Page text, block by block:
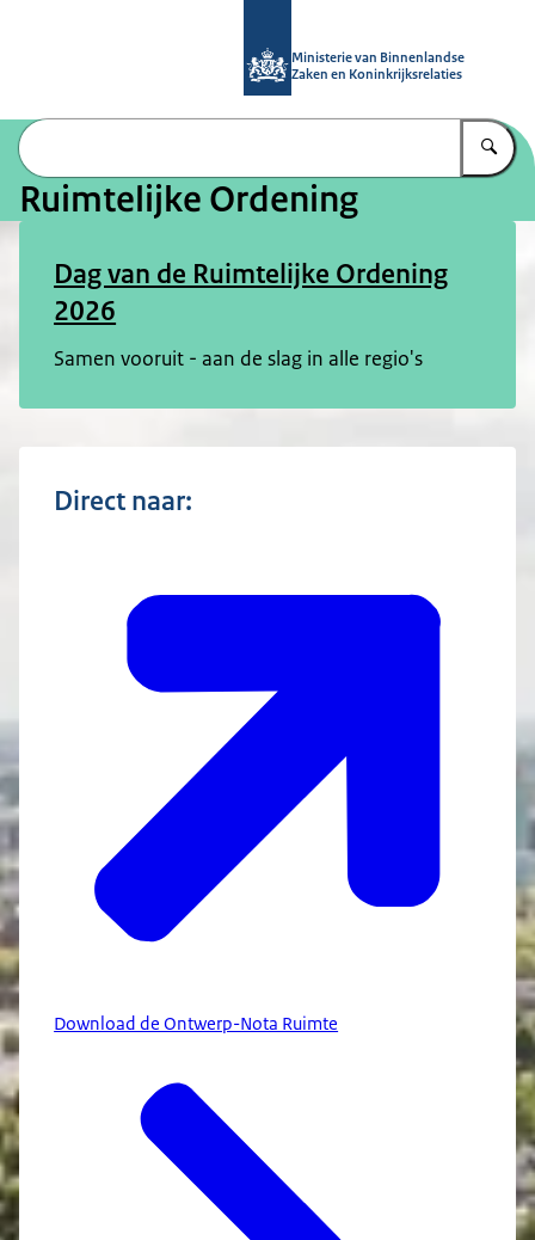
Ministerie van Binnenlandse
Zaken en Koninkrijksrelaties
Ruimtelijke Ordening
Dag van de Ruimtelijke Ordening
2026
Samen vooruit - aan de slag in alle regio's
Direct naar:
Download de Ontwerp-Nota Ruimte